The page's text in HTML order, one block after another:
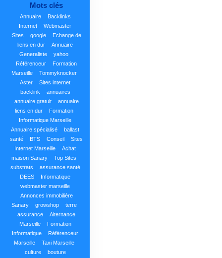
Mots clés
Annuaire
Backlinks
Internet
Webmaster
Sites
google
Echange de
liens en dur
Annuaire
Generaliste
yahoo
Référenceur
Formation
Marseille
Tommyknocker
Aster
Sites internet
backlink
annuaires
annuaire gratuit
annuaire
liens en dur
Formation
Informatique Marseille
Annuaire spécialisé
ballast
santé
BTS Conseil
Sites
Internet Marseille
Achat
maison Sanary
Top Sites
substrats
assurance santé
DEES
Informatique
webmaster marseille
Annonces immobilière
Sanary
growshop
terre
assurance
Alternance
Marseille
Formation
Informatique
Référenceur
Marseille
Taxi Marseille
culture
bouture